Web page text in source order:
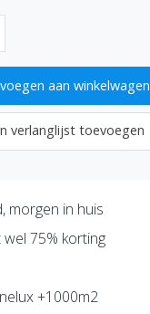
aan winkelwagen
verlanglijst toevoegen
morgen in huis
75% korting
+1000m2